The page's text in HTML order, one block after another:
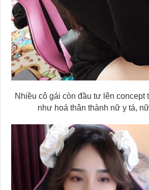
Nhiều cô gái còn đầu tư lên concept
như hoá thân thành nữ y tá,